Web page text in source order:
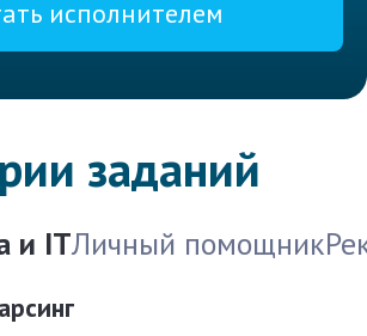
исполнителем
заданий
и ITЛичный помощник